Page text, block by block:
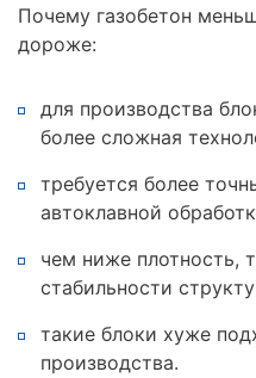
Почему газобетон
дороже:
для производства
более сложная
требуется более
автоклавной
чем ниже плотность,
стабильности
такие блоки хуже
производства.